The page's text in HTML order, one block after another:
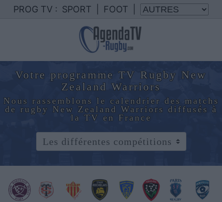
PROG TV : SPORT FOOT
Votre programme TV Rugby New
Zealand Warriors
Nous rassemblons le calendrier des matchs
de rugby New Zealand Warriors diffusés à
la TV en France